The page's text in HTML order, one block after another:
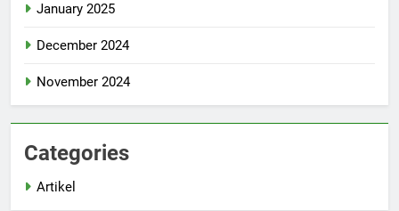
January 2025
December 2024
November 2024
Categories
Artikel